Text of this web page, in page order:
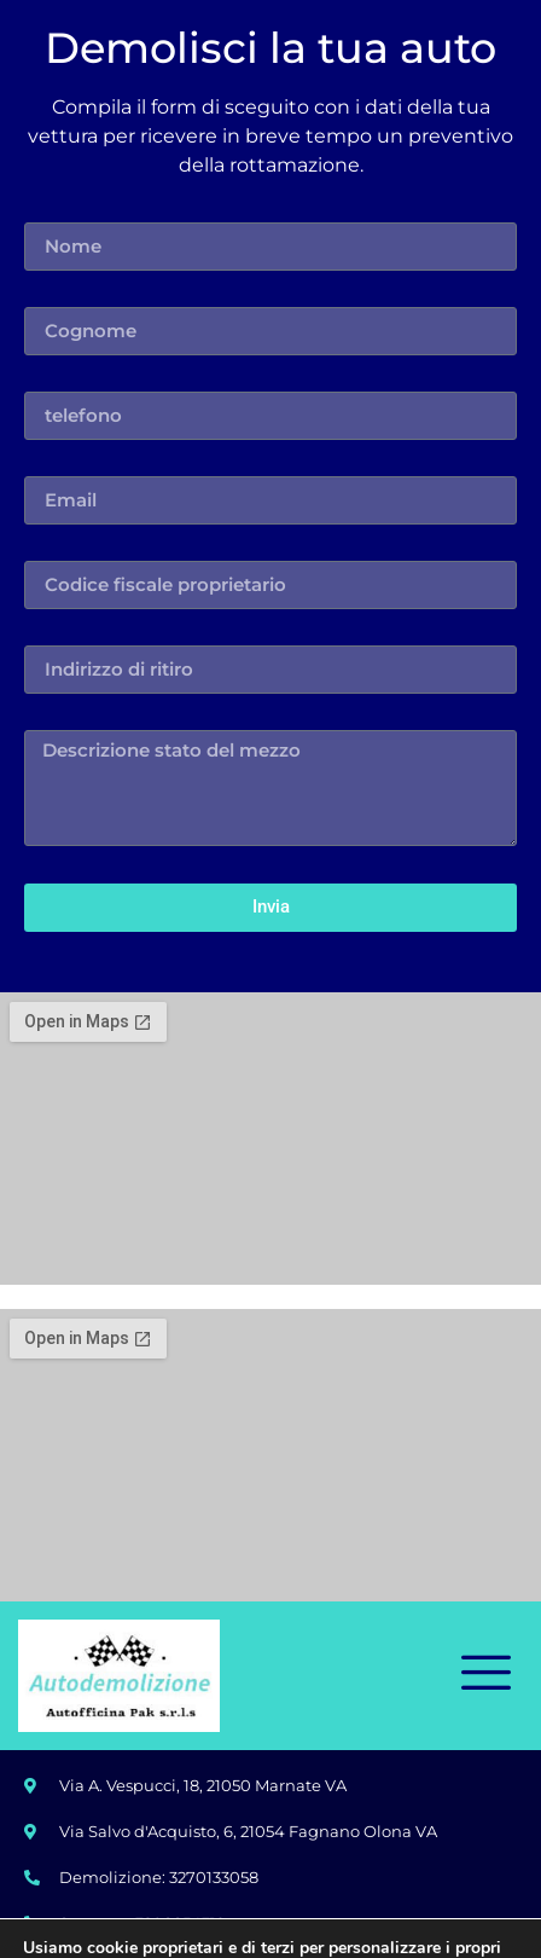
Demolisci la tua auto
Compila il form di sceguito con i dati della tua
vettura per ricevere in breve tempo un preventivo
della rottamazione.
Invia
Via A. Vespucci, 18, 21050 Marnate VA
Via Salvo d'Acquisto, 6, 21054 Fagnano Olona VA
Demolizione: 3270133058
Soccorso: 3208854319
Usiamo cookie proprietari e di terzi per personalizzare i propri